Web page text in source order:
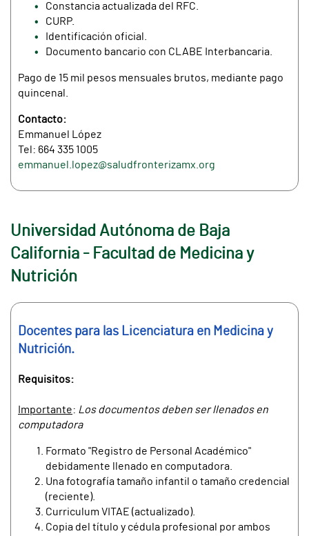
Constancia actualizada del RFC.
CURP.
Identificación oficial.
Documento bancario con CLABE Interbancaria.
Pago de 15 mil pesos mensuales brutos, mediante pago
quincenal.
Contacto:
Emmanuel López
Tel: 664 335 1005
emmanuel.lopez@saludfronterizamx.org
Universidad Autónoma de Baja
California - Facultad de Medicina y
Nutrición
Docentes para las Licenciatura en Medicina y
Nutrición.
Requisitos:
Importante: Los documentos deben ser llenados en
computadora
Formato "Registro de Personal Académico"
debidamente llenado en computadora.
Una fotografía tamaño infantil o tamaño credencial
(reciente).
Curriculum VITAE (actualizado).
Copia del título y cédula profesional por ambos